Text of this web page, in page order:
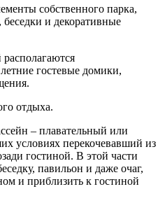
собственного парка,
и декоративные
гостевые домики,
отдыха.
– плавательный или
условиях перекочевавший из
гостиной. В этой части
павильон и даже очаг,
и приблизить к гостиной